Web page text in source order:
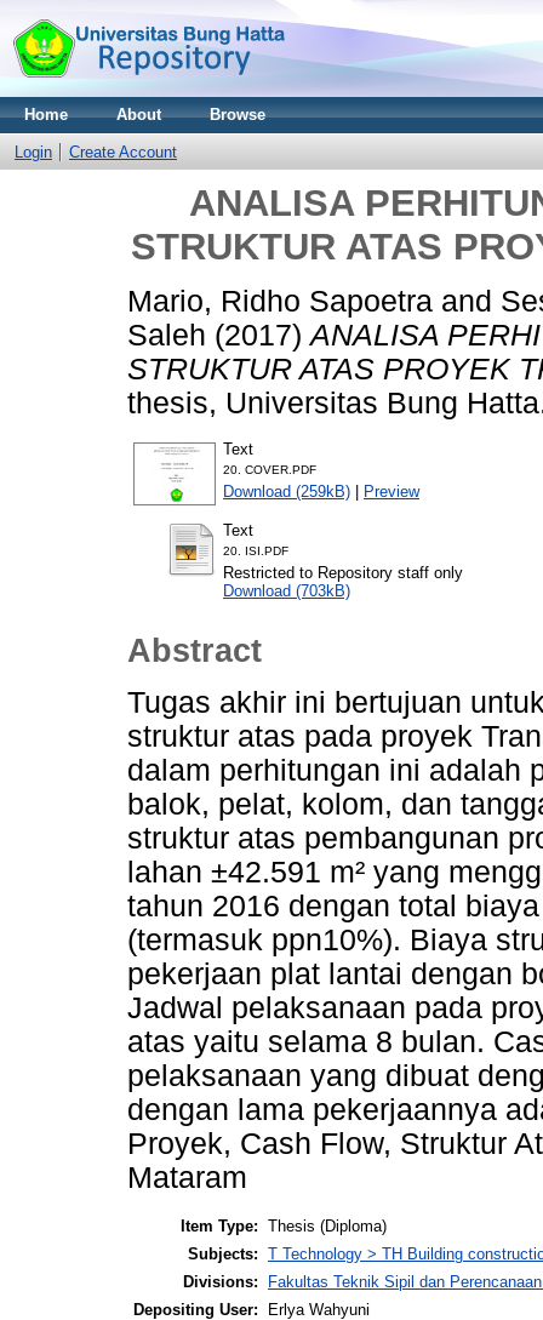
Home About Browse
Login Create Account
ANALISA
STRUKTUR ATAS
Mario, Ridho Sapoetra and
Saleh (2017)ANALISA
STRUKTUR ATAS PROYEK
thesis, Universitas Bung
Text
20. COVER.PDF
Download (259kB) | Preview
Text
20. ISI.PDF
Restricted to Repository staff only
Download (703kB)
Abstract
Tugas akhir ini bertujuan
struktur atas pada proyek
dalam perhitungan ini adalah
balok, pelat, kolom, dan
struktur atas pembangunan
lahan ±42.591 m² yang
tahun 2016 dengan total
(termasuk ppn10%). Biaya
pekerjaan plat lantai dengan
Jadwal pelaksanaan pada
atas yaitu selama 8 bulan.
pelaksanaan yang dibuat
dengan lama pekerjaannya
Proyek, Cash Flow, Struktur
Mataram
Item Type: Thesis (Diploma)
Subjects: T Technology > TH Building
Divisions:
Fakultas Teknik Sipil dan
Depositing User:
Erlya Wahyuni